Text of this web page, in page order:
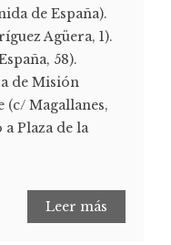
de España).
Agüera, 1).
58).
de Misión
(c/ Magallanes,
Plaza de la
Leer más